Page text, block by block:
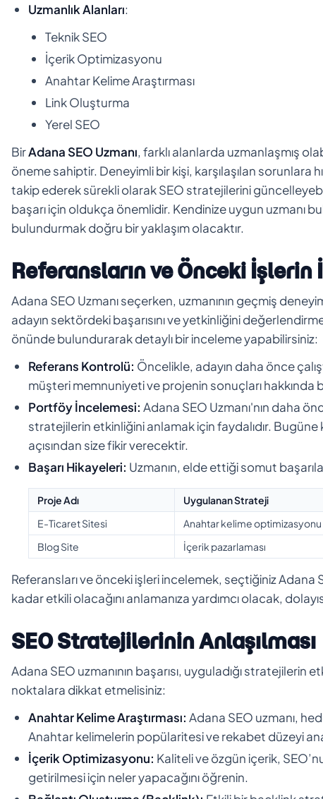
Uzmanlık Alanları:
Teknik SEO
İçerik Optimizasyonu
Anahtar Kelime Araştırması
Link Oluşturma
Yerel SEO
BirAdana SEO Uzmanı, farklı alanlarda uzmanlaşmış
öneme sahiptir. Deneyimli bir kişi, karşılaşılan sorunlara
takip ederek sürekli olarak SEO stratejilerini
başarı için oldukça önemlidir. Kendinize uygun uzmanı
bulundurmak doğru bir yaklaşım olacaktır.
Referansların ve Önceki
Adana SEO Uzmanı seçerken, uzmanının geçmiş
adayın sektördeki başarısını ve yetkinliğini
önünde bulundurarak detaylı bir inceleme yapabilirsiniz:
Referans Kontrolü: Öncelikle, adayın daha önce
müşteri memnuniyeti ve projenin sonuçları hakkında
Portföy İncelemesi: Adana SEO Uzmanı'nın daha
stratejilerin etkinliğini anlamak için faydalıdır.
açısından size fikir verecektir.
Başarı Hikayeleri: Uzmanın, elde ettiği somut
Proje Adı Uygulanan Strateji
E-Ticaret Sitesi
Anahtar kelime optimizasyonu
Blog Site
İçerik pazarlaması
Referansları ve önceki işleri incelemek, seçtiğiniz Adana
kadar etkili olacağını anlamanıza yardımcı olacak,
SEO Stratejilerinin Anlaşılması
Adana SEO uzmanının başarısı, uyguladığı stratejilerin
noktalara dikkat etmelisiniz:
Anahtar Kelime Araştırması: Adana SEO uzmanı,
Anahtar kelimelerin popülaritesi ve rekabet düzeyi
İçerik Optimizasyonu: Kaliteli ve özgün içerik,
getirilmesi için neler yapacağını öğrenin.